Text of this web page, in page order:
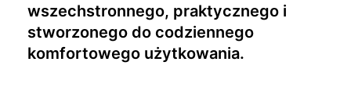
wszechstronnego, praktycznego i
stworzonego do codziennego
komfortowego użytkowania.